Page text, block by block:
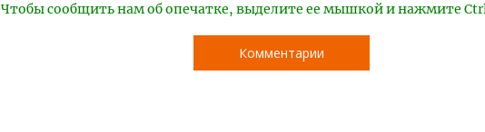
Чтобы сообщить нам об опечатке, выделите ее мышкой и нажмите
Комментарии